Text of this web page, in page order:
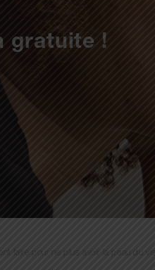
gratuite !
faire pour ne plus avoir la peau du